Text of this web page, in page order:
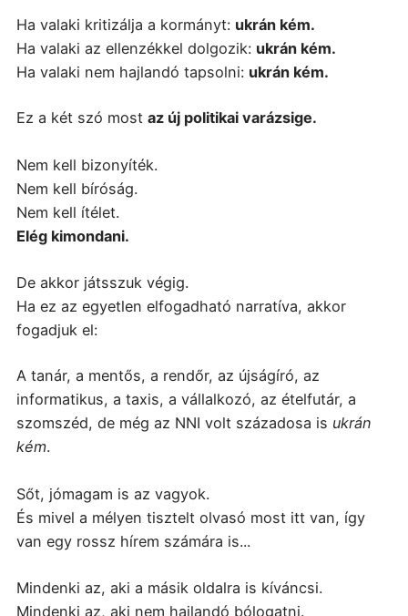
Ha valaki kritizálja a kormányt: ukrán kém.
Ha valaki az ellenzékkel dolgozik: ukrán kém.
Ha valaki nem hajlandó tapsolni: ukrán kém.
Ez a két szó most az új politikai varázsige.
Nem kell bizonyíték.
Nem kell bíróság.
Nem kell ítélet.
Elég kimondani.
De akkor játsszuk végig.
Ha ez az egyetlen elfogadható narratíva, akkor
fogadjuk el:
A tanár, a mentős, a rendőr, az újságíró, az
informatikus, a taxis, a vállalkozó, az ételfutár, a
szomszéd, de még az NNI volt századosa is ukrán
kém.
Sőt, jómagam is az vagyok.
És mivel a mélyen tisztelt olvasó most itt van, így
van egy rossz hírem számára is...
Mindenki az, aki a másik oldalra is kíváncsi.
Mindenki az, aki nem hajlandó bólogatni.